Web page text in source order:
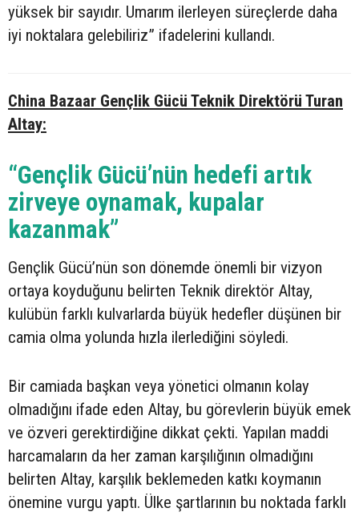
yüksek bir sayıdır. Umarım ilerleyen süreçlerde daha
iyi noktalara gelebiliriz” ifadelerini kullandı.
China Bazaar Gençlik Gücü Teknik Direktörü Turan
Altay:
“Gençlik Gücü’nün hedefi artık
zirveye oynamak, kupalar
kazanmak”
Gençlik Gücü’nün son dönemde önemli bir vizyon
ortaya koyduğunu belirten Teknik direktör Altay,
kulübün farklı kulvarlarda büyük hedefler düşünen bir
camia olma yolunda hızla ilerlediğini söyledi.
Bir camiada başkan veya yönetici olmanın kolay
olmadığını ifade eden Altay, bu görevlerin büyük emek
ve özveri gerektirdiğine dikkat çekti. Yapılan maddi
harcamaların da her zaman karşılığının olmadığını
belirten Altay, karşılık beklemeden katkı koymanın
önemine vurgu yaptı. Ülke şartlarının bu noktada farklı